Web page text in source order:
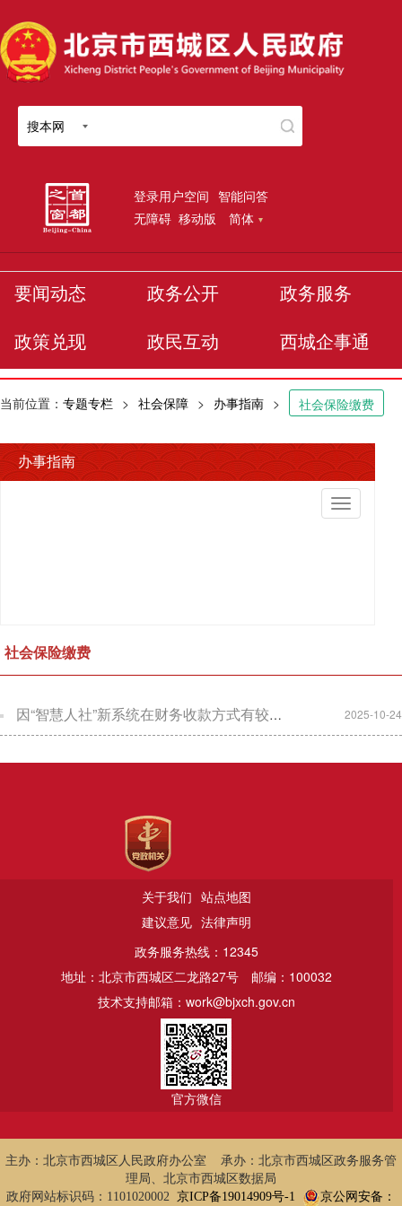
搜本网
登录用户空间 智能问答
无障碍 移动版 简体
要闻动态 政务公开 政务服务
政策兑现 政民互动 西城企事通
当前位置： 专题专栏 > 社会保障 > 办事指南 > 社会保险缴费
办事指南
切
换
社会保险缴费
因“智慧人社”新系统在财务收款方式有较大调整，所设计的“聚合支付（个人业务）、工银e企付（单位业务）等财务收款方式目前尚未正式运行使用，故需待新系统以上方式运行正常平稳后再更新相关流程。 2025-10-24
关于我们 站点地图
建议意见 法律声明
政务服务热线：12345
地址：北京市西城区二龙路27号
邮编：100032
技术支持邮箱：work@bjxch.gov.cn
官方微信
主办：北京市西城区人民政府办公室 承办：北京市西城区政务服务管
理局、北京市西城区数据局
政府网站标识码：1101020002 京ICP备19014909号-1 京公网安备：